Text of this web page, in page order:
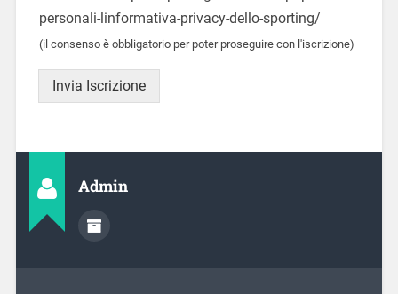
personali-linformativa-privacy-dello-sporting/
(il consenso è obbligatorio per poter proseguire con l'iscrizione)
Invia Iscrizione
Admin